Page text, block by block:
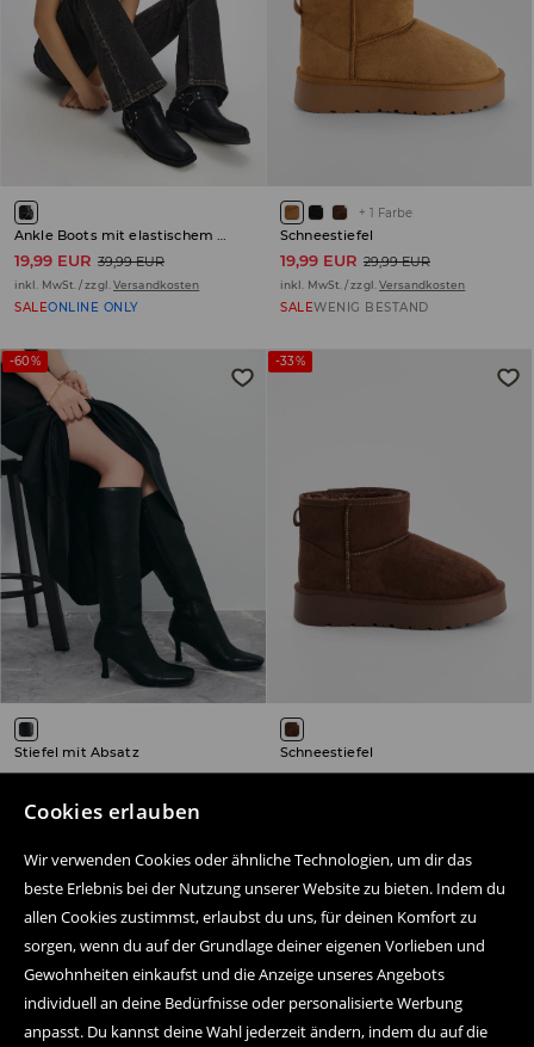
Cookies erlauben
Wir verwenden Cookies oder ähnliche Technologien, um dir das
beste Erlebnis bei der Nutzung unserer Website zu bieten. Indem du
allen Cookies zustimmst, erlaubst du uns, für deinen Komfort zu
sorgen, wenn du auf der Grundlage deiner eigenen Vorlieben und
Gewohnheiten einkaufst und die Anzeige unseres Angebots
individuell an deine Bedürfnisse oder personalisierte Werbung
anpasst. Du kannst deine Wahl jederzeit ändern, indem du auf die
Ankle Boots mit elastischem Obermaterial
19,99 EUR 39,99 EUR
inkl. MwSt. / zzgl. Versandkosten
SALEONLINE ONLY
+ 1 Farbe
Schneestiefel
19,99 EUR 29,99 EUR
inkl. MwSt. / zzgl. Versandkosten
SALEWENIG BESTAND
-60%
Stiefel mit Absatz
19,99 EUR 49,99 EUR
inkl. MwSt. / zzgl. Versandkosten
SALE ONLINE ONLY
-33%
Schneestiefel
19,99 EUR 29,99 EUR
Folge uns auf: